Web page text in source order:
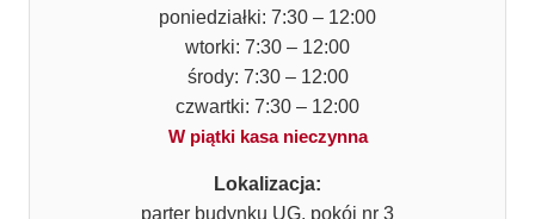
poniedziałki: 7:30 – 12:00
wtorki: 7:30 – 12:00
środy: 7:30 – 12:00
czwartki: 7:30 – 12:00
W piątki kasa nieczynna
Lokalizacja:
parter budynku UG, pokój nr 3